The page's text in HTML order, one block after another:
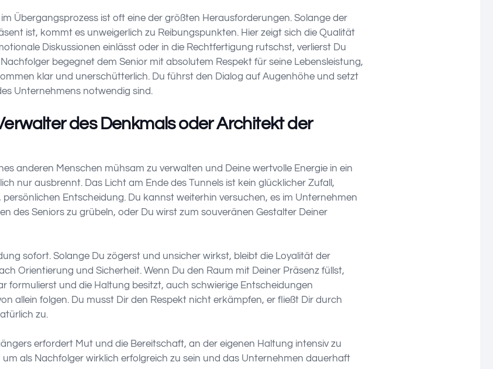
Übergangsprozess ist oft eine der größten Herausforderungen. Solange der
ist, kommt es unweigerlich zu Reibungspunkten. Hier zeigt sich die Qualität
Diskussionen einlässt oder in die Rechtfertigung rutschst, verlierst Du
begegnet dem Senior mit absolutem Respekt für seine Lebensleistung,
klar und unerschütterlich. Du führst den Dialog auf Augenhöhe und setzt
Unternehmens notwendig sind.
des Denkmals oder Architekt der
anderen Menschen mühsam zu verwalten und Deine wertvolle Energie in ein
nur ausbrennt. Das Licht am Ende des Tunnels ist kein glücklicher Zufall,
Entscheidung. Du kannst weiterhin versuchen, es im Unternehmen
des Seniors zu grübeln, oder Du wirst zum souveränen Gestalter Deiner
sofort. Solange Du zögerst und unsicher wirkst, bleibt die Loyalität der
Orientierung und Sicherheit. Wenn Du den Raum mit Deiner Präsenz füllst,
formulierst und die Haltung besitzt, auch schwierige Entscheidungen
allein folgen. Du musst Dir den Respekt nicht erkämpfen, er fließt Dir durch
zu.
erfordert Mut und die Bereitschaft, an der eigenen Haltung intensiv zu
um als Nachfolger wirklich erfolgreich zu sein und das Unternehmen dauerhaft